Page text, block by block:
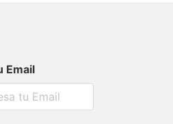
Email